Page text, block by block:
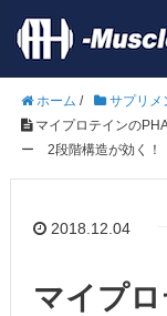
ホーム / サプリメ
マイプロテインの
ー 2段階構造が効く！
2018.12.04
マイプ